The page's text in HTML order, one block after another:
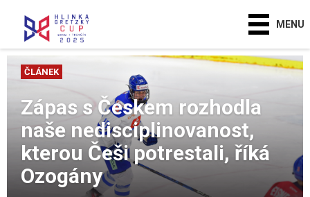
MENU
ČLÁNEK
Zápas s Českem rozhodla
naše nedisciplinovanost,
kterou Češi potrestali, říká
Ozogány